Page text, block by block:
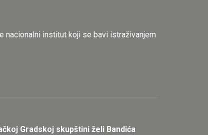
nacionalni institut koji se bavi istraživanjem
Gradskoj skupštini želi Bandića